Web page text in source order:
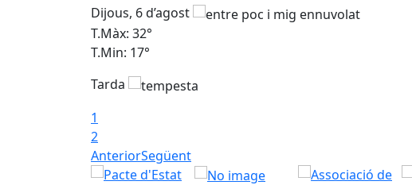
Dijous, 6 d’agost
T.Màx: 32°
T.Min: 17°
Tarda
1
2
AnteriorSegüent